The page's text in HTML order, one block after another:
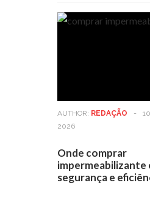
AUTHOR: REDAÇÃO -
2026
Onde comprar
impermeabilizante
segurança e